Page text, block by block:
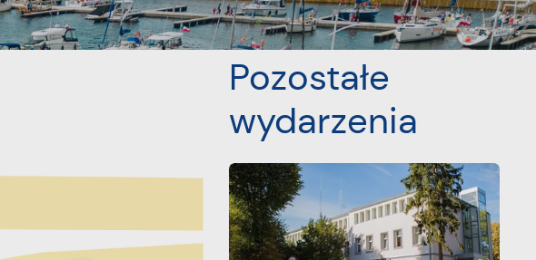
POPRZEDNI NASTĘPNY
Pozostałe
wydarzenia